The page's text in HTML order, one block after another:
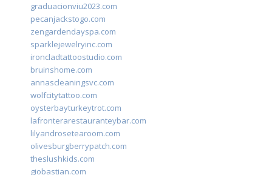
graduacionviu2023.com
pecanjackstogo.com
zengardendayspa.com
sparklejewelryinc.com
ironcladtattoostudio.com
bruinshome.com
annascleaningsvc.com
wolfcitytattoo.com
oysterbayturkeytrot.com
lafronterarestauranteybar.com
lilyandrosetearoom.com
olivesburgberrypatch.com
theslushkids.com
giobastian.com